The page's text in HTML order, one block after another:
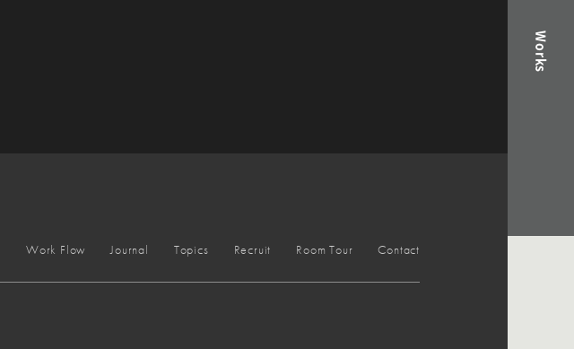
Works
Work Flow Journal Topics Recruit Room Tour Contact